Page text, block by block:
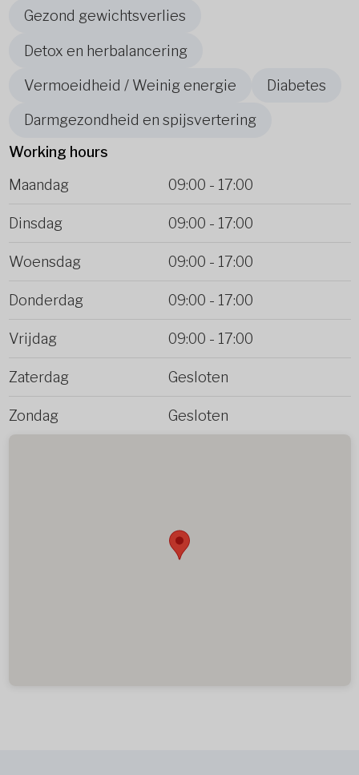
Gezond gewichtsverlies
Detox en herbalancering
Vermoeidheid / Weinig energie Diabetes
Darmgezondheid en spijsvertering
Working hours
Maandag
09:00 - 17:00
Dinsdag 09:00 - 17:00
Woensdag 09:00 - 17:00
Donderdag 09:00 - 17:00
Vrijdag 09:00 - 17:00
Zaterdag Gesloten
Zondag Gesloten